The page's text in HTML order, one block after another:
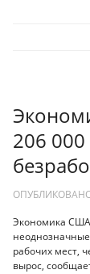
206
Экономика США
рабочих мест,
вырос,